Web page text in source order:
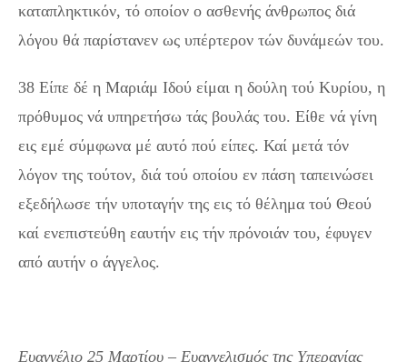
καταπληκτικόν, τό οποίον ο ασθενής άνθρωπος διά
λόγου θά παρίστανεν ως υπέρτερον τών δυνάμεών του.
38 Είπε δέ η Μαριάμ Ιδού είμαι η δούλη τού Κυρίου, η
πρόθυμος νά υπηρετήσω τάς βουλάς του. Είθε νά γίνη
εις εμέ σύμφωνα μέ αυτό πού είπες. Καί μετά τόν
λόγον της τούτον, διά τού οποίου εν πάση ταπεινώσει
εξεδήλωσε τήν υποταγήν της εις τό θέλημα τού Θεού
καί ενεπιστεύθη εαυτήν εις τήν πρόνοιάν του, έφυγεν
από αυτήν ο άγγελος.
Ευαγγέλιο 25 Μαρτίου – Ευαγγελισμός της Υπεραγίας